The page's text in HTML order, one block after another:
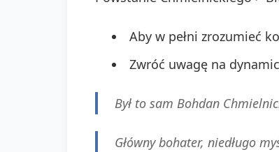
Aby w pełni zrozumieć
Zwróć uwagę na
Był to sam Bohdan
Główny bohater, niedługo